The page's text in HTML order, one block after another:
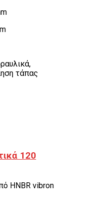
τάπας
120
HNBR vibron